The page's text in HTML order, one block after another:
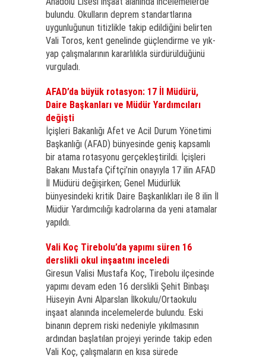
bulundu. Okulların deprem standartlarına
uygunluğunun titizlikle takip edildiğini belirten
Vali Toros, kent genelinde güçlendirme ve yık-
yap çalışmalarının kararlılıkla sürdürüldüğünü
vurguladı.
AFAD’da büyük rotasyon: 17 İl Müdürü,
Daire Başkanları ve Müdür Yardımcıları
değişti
İçişleri Bakanlığı Afet ve Acil Durum Yönetimi
Başkanlığı (AFAD) bünyesinde geniş kapsamlı
bir atama rotasyonu gerçekleştirildi. İçişleri
Bakanı Mustafa Çiftçi’nin onayıyla 17 ilin AFAD
İl Müdürü değişirken; Genel Müdürlük
bünyesindeki kritik Daire Başkanlıkları ile 8 ilin İl
Müdür Yardımcılığı kadrolarına da yeni atamalar
yapıldı.
Vali Koç Tirebolu’da yapımı süren 16
derslikli okul inşaatını inceledi
Giresun Valisi Mustafa Koç, Tirebolu ilçesinde
yapımı devam eden 16 derslikli Şehit Binbaşı
Hüseyin Avni Alparslan İlkokulu/Ortaokulu
inşaat alanında incelemelerde bulundu. Eski
binanın deprem riski nedeniyle yıkılmasının
ardından başlatılan projeyi yerinde takip eden
Vali Koç, çalışmaların en kısa sürede